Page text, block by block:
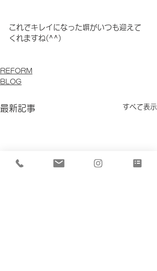
これでキレイになった塀がいつも迎えて
くれますね(^^)
REFORM
BLOG
最新記事 すべて表示